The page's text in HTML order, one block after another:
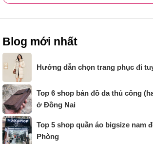
Blog mới nhất
Hướng dẫn chọn trang phục đi
Top 6 shop bán đồ da thủ công
ở Đồng Nai
Top 5 shop quần áo bigsize nam
Phòng